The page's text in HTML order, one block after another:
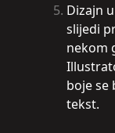
Dizajn
slijedi
nekom
boje se
tekst.